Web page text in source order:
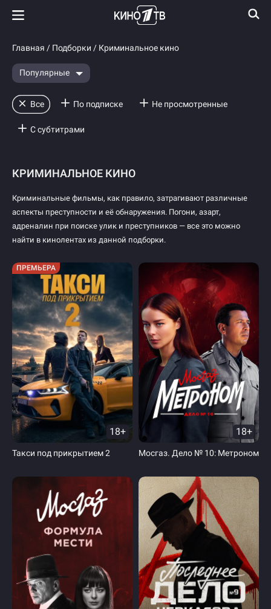
Главная / Подборки / Криминальное кино
Популярные
Все По подписке Не просмотренные
С субтитрами
КРИМИНАЛЬНОЕ КИНО
Криминальные фильмы, как правило, затрагивают различные
аспекты преступности и её обнаружения. Погони, азарт,
адреналин при поиске улик и преступников — все это можно
найти в кинолентах из данной подборки.
ПРЕМЬЕРА
18+
Такси под прикрытием 2
18+
Мосгаз. Дело № 10: Метроном